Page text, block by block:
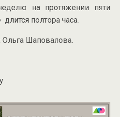
на протяжении пяти
полтора часа.
Ольга Шаповалова.